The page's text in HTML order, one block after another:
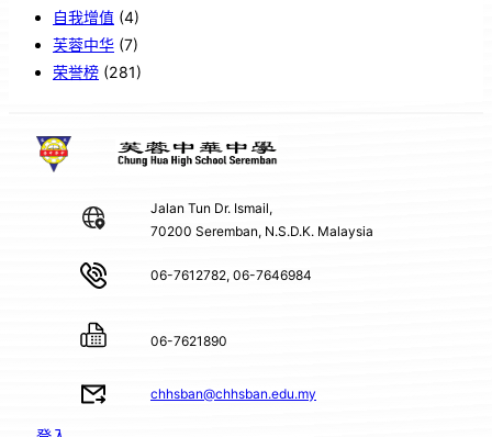
自我增值 (4)
芙蓉中华 (7)
荣誉榜 (281)
Jalan Tun Dr. Ismail,
70200 Seremban, N.S.D.K. Malaysia
06-7612782, 06-7646984
06-7621890
chhsban@chhsban.edu.my